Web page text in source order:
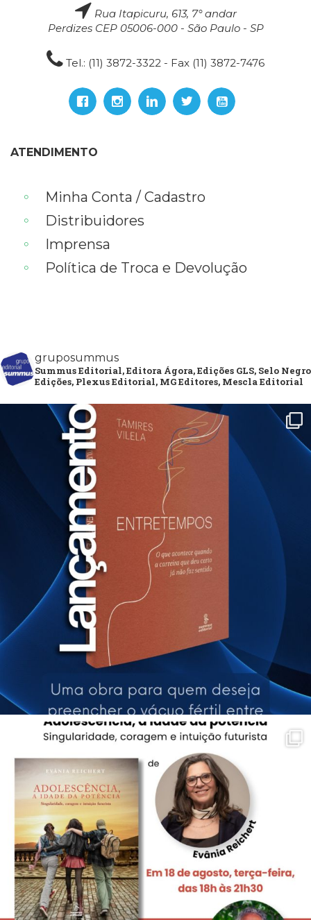
Rua Itapicuru, 613, 7° andar
Perdizes CEP 05006-000 - São Paulo - SP
Tel.: (11) 3872-3322 - Fax (11) 3872-7476
ATENDIMENTO
Minha Conta / Cadastro
Distribuidores
Imprensa
Política de Troca e Devolução
gruposummus
Summus Editorial, Editora Ágora, Edições GLS, Selo Negro
Edições, Plexus Editorial, MG Editores, Mescla Editorial